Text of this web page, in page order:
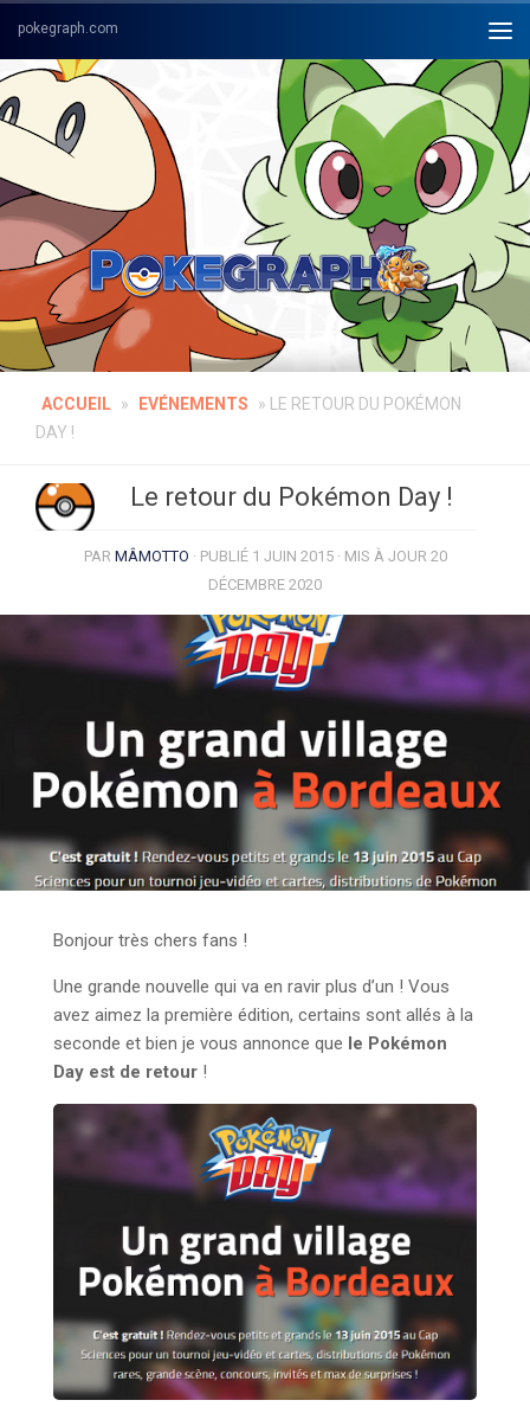
Skip to content
ACCUEIL » EVÉNEMENTS »
LE RETOUR DU POKÉMON
DAY !
Le retour du Pokémon Day !
PAR MÂMOTTO · PUBLIÉ 1 JUIN 2015· MIS À JOUR 20
DÉCEMBRE 2020
Bonjour très chers fans !
Une grande nouvelle qui va en ravir plus d’un ! Vous
avez aimez la première édition, certains sont allés à la
seconde et bien je vous annonce que le Pokémon
Day est de retour !